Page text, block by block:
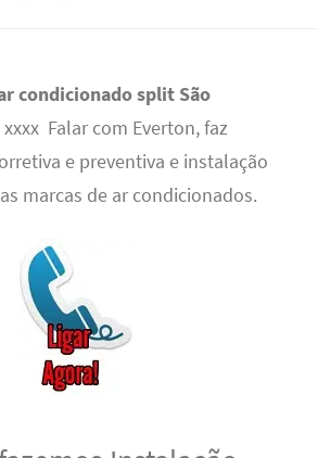
condicionado split São
Falar com Everton, faz
e preventiva e instalação
marcas de ar condicionados.